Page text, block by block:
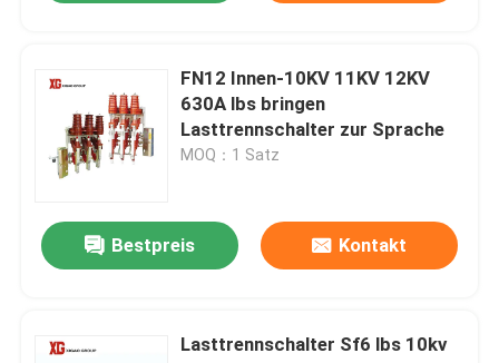
Ct-Stromwandler
Maßeinheit CT Pint
Zink-Oxid-Überspannungsschutz
FN12 Innen-10KV 11KV 12KV
630A lbs bringen
Lasttrennschalter zur Sprache
MOQ：1 Satz
Bestpreis Kontakt
Lasttrennschalter Sf6 lbs 10kv